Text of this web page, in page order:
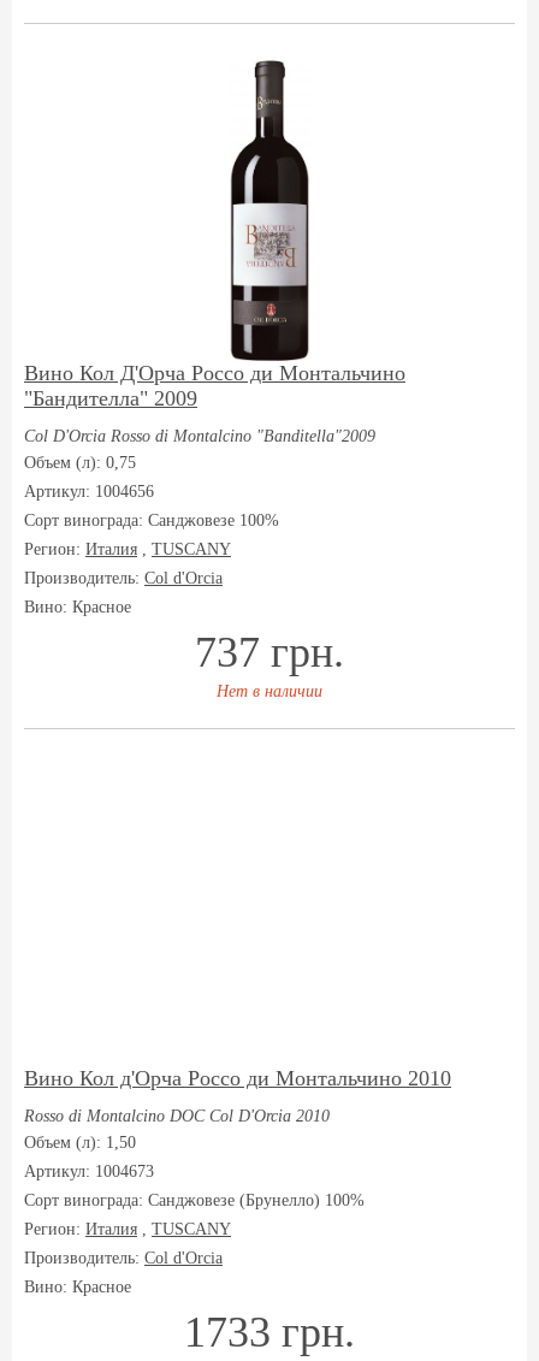
Вино Кол Д'Орча Россо ди Монтальчино
"Бандителла" 2009
Col D'Orcia Rosso di Montalcino "Banditella"2009
Объем (л): 0,75
Артикул: 1004656
Сорт винограда: Санджовезе 100%
Регион: Италия , TUSCANY
Производитель: Col d'Orcia
Вино: Красное
737 грн.
Нет в наличии
Вино Кол д'Орча Россо ди Монтальчино 2010
Rosso di Montalcino DOC Col D'Orcia 2010
Объем (л): 1,50
Артикул: 1004673
Сорт винограда: Санджовезе (Брунелло) 100%
Регион: Италия , TUSCANY
Производитель: Col d'Orcia
Вино: Красное
1733 грн.